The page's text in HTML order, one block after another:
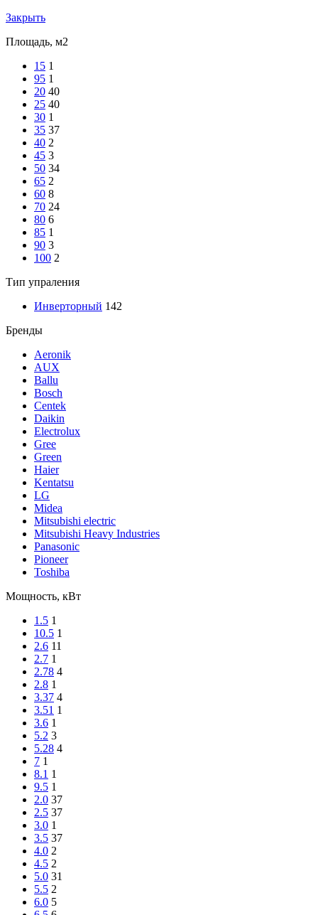
Закрыть
Площадь, м2
15 1
95 1
20 40
25 40
30 1
35 37
40 2
45 3
50 34
65 2
60 8
70 24
80 6
85 1
90 3
100 2
Тип упраления
Инверторный 142
Бренды
Aeronik
AUX
Ballu
Bosch
Centek
Daikin
Electrolux
Gree
Green
Haier
Kentatsu
LG
Midea
Mitsubishi electric
Mitsubishi Heavy Industries
Panasonic
Pioneer
Toshiba
Мощность, кВт
1.5 1
10.5 1
2.6 11
2.7 1
2.78 4
2.8 1
3.37 4
3.51 1
3.6 1
5.2 3
5.28 4
7 1
8.1 1
9.5 1
2.0 37
2.5 37
3.0 1
3.5 37
4.0 2
4.5 2
5.0 31
5.5 2
6.0 5